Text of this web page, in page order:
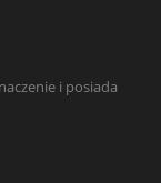
i posiada